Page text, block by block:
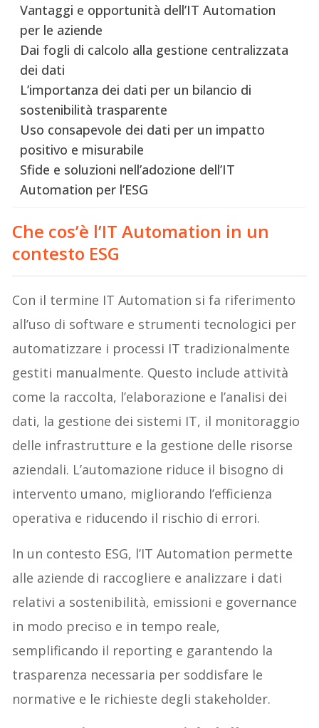
Vantaggi e opportunità dell’IT Automation
per le aziende
Dai fogli di calcolo alla gestione centralizzata
dei dati
L’importanza dei dati per un bilancio di
sostenibilità trasparente
Uso consapevole dei dati per un impatto
positivo e misurabile
Sfide e soluzioni nell’adozione dell’IT
Automation per l’ESG
Che cos’è l’IT Automation in un
contesto ESG
Con il termine IT Automation si fa riferimento
all’uso di software e strumenti tecnologici per
automatizzare i processi IT tradizionalmente
gestiti manualmente. Questo include attività
come la raccolta, l’elaborazione e l’analisi dei
dati, la gestione dei sistemi IT, il monitoraggio
delle infrastrutture e la gestione delle risorse
aziendali. L’automazione riduce il bisogno di
intervento umano, migliorando l’efficienza
operativa e riducendo il rischio di errori.
In un contesto ESG, l’IT Automation permette
alle aziende di raccogliere e analizzare i dati
relativi a sostenibilità, emissioni e governance
in modo preciso e in tempo reale,
semplificando il reporting e garantendo la
trasparenza necessaria per soddisfare le
normative e le richieste degli stakeholder.